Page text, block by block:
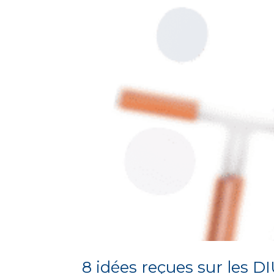
8 idées reçues sur les